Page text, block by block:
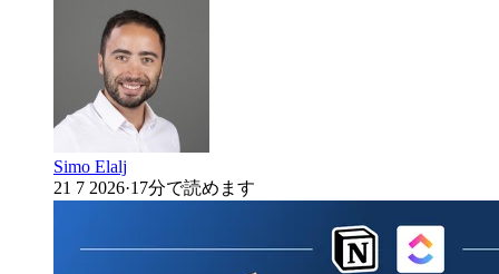
Simo Elalj
21 7 2026·17分で読めます